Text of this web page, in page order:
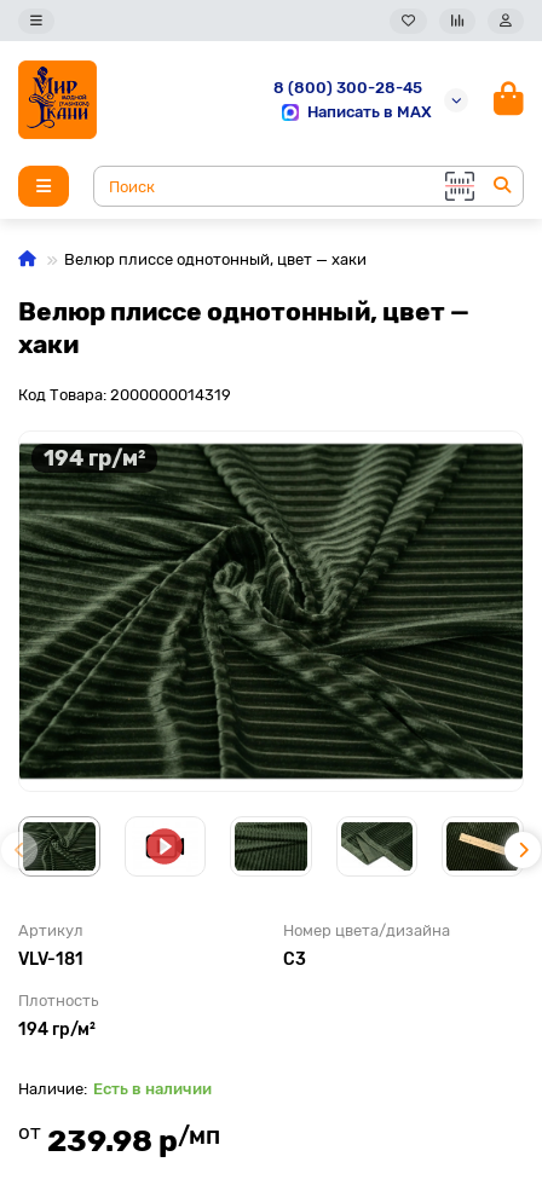
8 (800) 300-28-45
Написать в MAX
Велюр плиссе однотонный, цвет — хаки
Велюр плиссе однотонный, цвет —
хаки
Код Товара: 2000000014319
194 гр/м²
Артикул
VLV-181
Номер цвета/дизайна
С3
Плотность
194 гр/м²
Есть в наличии
от 239.98 р/мп